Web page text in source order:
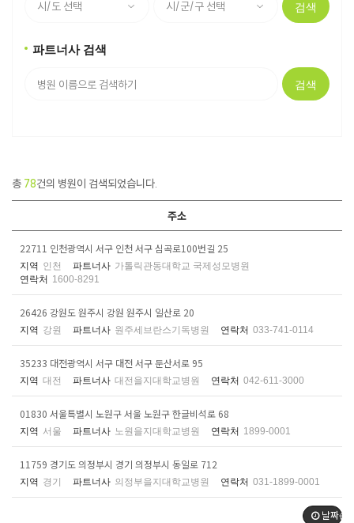
검색
파트너사 검색
검색
총 78건의 병원이 검색되었습니다.
주소
22711 인천광역시 서구 인천 서구 심곡로100번길 25
지역 인천 파트너사 가톨릭관동대학교 국제성모병원
연락처 1600-8291
26426 강원도 원주시 강원 원주시 일산로 20
지역 강원 파트너사 원주세브란스기독병원 연락처 033-741-0114
35233 대전광역시 서구 대전 서구 둔산서로 95
지역 대전 파트너사 대전을지대학교병원 연락처 042-611-3000
01830 서울특별시 노원구 서울 노원구 한글비석로 68
지역 서울 파트너사 노원을지대학교병원 연락처 1899-0001
11759 경기도 의정부시 경기 의정부시 동일로 712
지역 경기 파트너사 의정부을지대학교병원 연락처 031-1899-0001
날짜순